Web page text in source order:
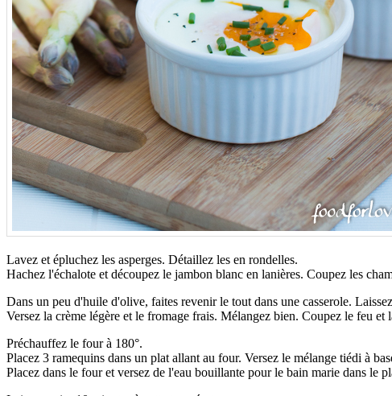
Lavez et épluchez les asperges. Détaillez les en rondelles.
Hachez l'échalote et découpez le jambon blanc en lanières. Coupez les
Dans un peu d'huile d'olive, faites revenir le tout dans une casserole.
Versez la crème légère et le fromage frais. Mélangez bien. Coupez le feu et
Préchauffez le four à 180°.
Placez 3 ramequins dans un plat allant au four. Versez le mélange tiédi à
Placez dans le four et versez de l'eau bouillante pour le bain marie dans le